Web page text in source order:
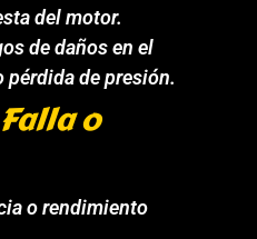
del motor.
de daños en el
pérdida de presión.
o
o rendimiento